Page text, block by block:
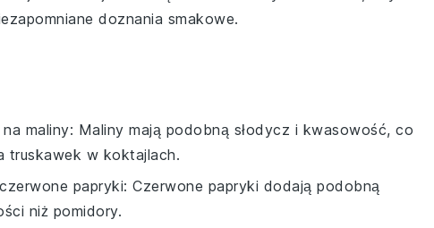
doznania smakowe.
maliny: Maliny mają podobną słodycz i kwasowość, co
truskawek w koktajlach.
czerwone papryki: Czerwone papryki dodają podobną
niż pomidory.